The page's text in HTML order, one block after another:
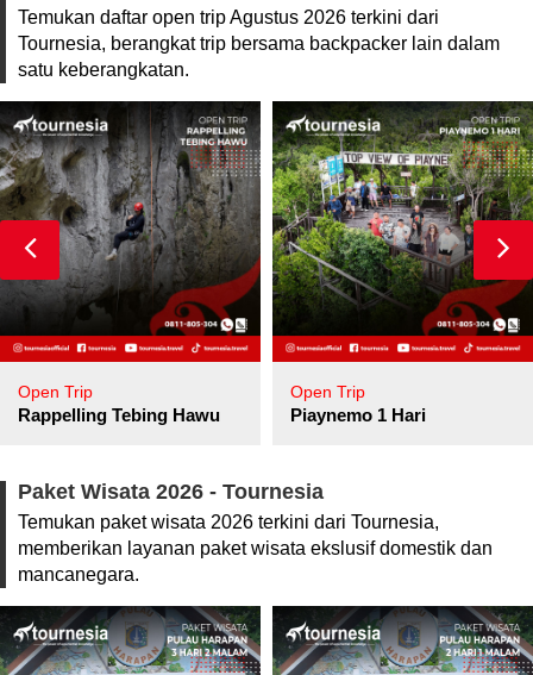
Temukan daftar open trip Agustus 2026 terkini dari
Tournesia, berangkat trip bersama backpacker lain dalam
satu keberangkatan.
Open Trip
Rappelling Tebing Hawu
Open Trip
Piaynemo 1 Hari
Paket Wisata 2026 - Tournesia
Temukan paket wisata 2026 terkini dari Tournesia,
memberikan layanan paket wisata ekslusif domestik dan
mancanegara.